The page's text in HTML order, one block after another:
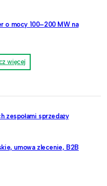
o mocy 100–200 MW na
więcej
zespołami sprzedaży
umowa zlecenie, B2B